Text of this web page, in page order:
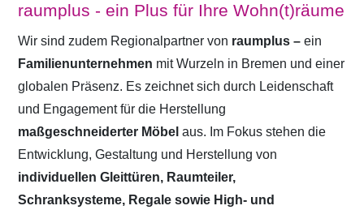
raumplus - ein Plus für Ihre Wohn(t)räume
Wir sind zudem Regionalpartner von raumplus – ein
Familienunternehmen mit Wurzeln in Bremen und einer
globalen Präsenz. Es zeichnet sich durch Leidenschaft
und Engagement für die Herstellung
maßgeschneiderter Möbelaus. Im Fokus stehen die
Entwicklung, Gestaltung und Herstellung von
individuellen Gleittüren, Raumteiler,
Schranksysteme, Regale sowie High- und